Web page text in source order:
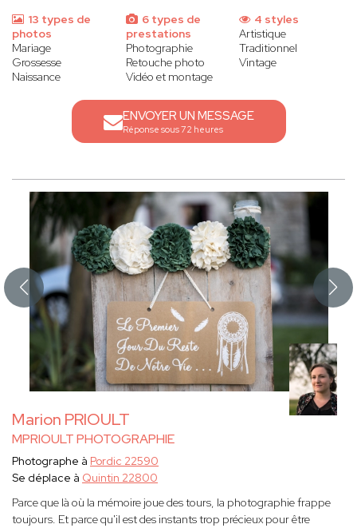
13 types de
photos
Mariage
Grossesse
Naissance
6 types de
prestations
Photographie
Retouche photo
Vidéo et montage
4 styles
Artistique
Traditionnel
Vintage
ENVOYER UN MESSAGE
Réponse sous 72 heures
Marion PRIOULT
MPRIOULT PHOTOGRAPHIE
Photographe à Pordic 22590
Se déplace à Quintin 22800
Parce que là où la mémoire joue des tours, la photographie frappe
toujours. Et parce qu'il est des instants trop précieux pour être